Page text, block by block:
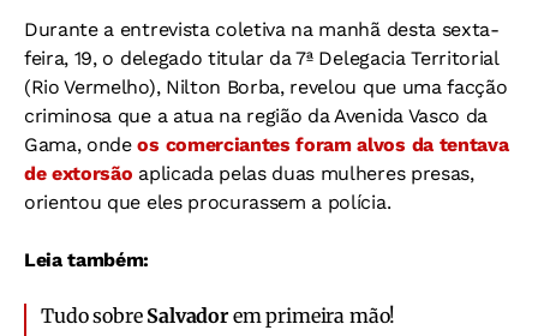
Durante a entrevista coletiva na manhã desta sexta-
feira, 19, o delegado titular da 7ª Delegacia Territorial
(Rio Vermelho), Nilton Borba, revelou que uma facção
criminosa que a atua na região da Avenida Vasco da
Gama, ondeos comerciantes foram alvos da tentava
de extorsão aplicada pelas duas mulheres presas,
orientou que eles procurassem a polícia.
Leia também:
Tudo sobre Salvadorem primeira mão!